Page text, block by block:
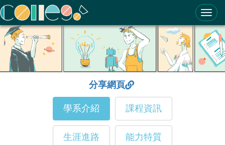
ColleGo! 大學選才與高中育才輔助系統
分享網頁
學系介紹 課程資訊
生涯進路 能力特質